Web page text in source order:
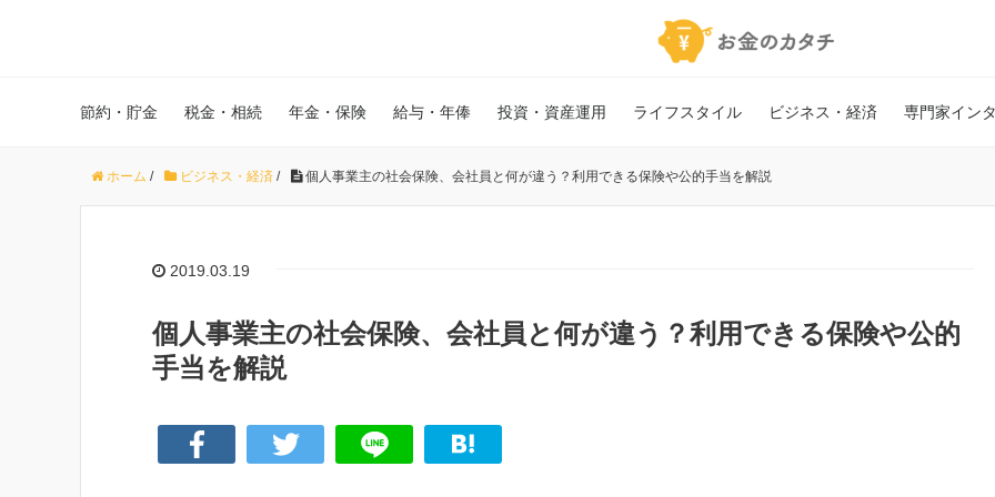
節約・貯金 税金・相続 年金・保険 給与・年俸 投資・資産運用 ライフスタイル ビジネス・経済 専門家イン
ホーム / ビジネス・経済 / 個人事業主の社会保険、会社員と何が違う？利用できる保険や公的手当を解説
2019.03.19
個人事業主の社会保険、会社員と何が違う？利用できる保険や公的
手当を解説